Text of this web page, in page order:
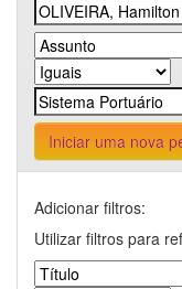
Iniciar uma nova
Adicionar filtros:
Utilizar filtros para